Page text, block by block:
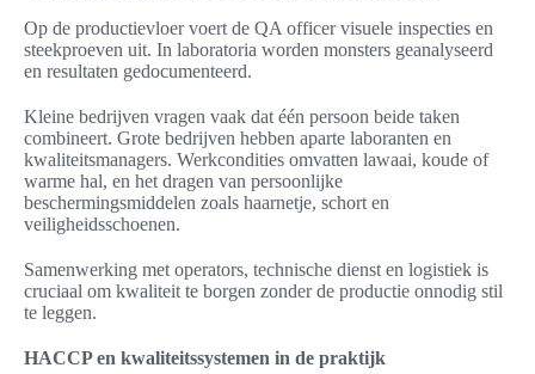
Op de productievloer voert de QA officer visuele inspecties en
steekproeven uit. In laboratoria worden monsters geanalyseerd
en resultaten gedocumenteerd.
Kleine bedrijven vragen vaak dat één persoon beide taken
combineert. Grote bedrijven hebben aparte laboranten en
kwaliteitsmanagers. Werkcondities omvatten lawaai, koude of
warme hal, en het dragen van persoonlijke
beschermingsmiddelen zoals haarnetje, schort en
veiligheidsschoenen.
Samenwerking met operators, technische dienst en logistiek is
cruciaal om kwaliteit te borgen zonder de productie onnodig stil
te leggen.
HACCP en kwaliteitssystemen in de praktijk